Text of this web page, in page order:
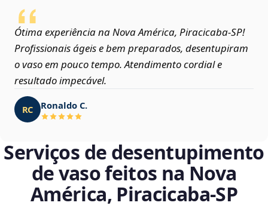
Ótima experiência na Nova América, Piracicaba‑SP!
Profissionais ágeis e bem preparados, desentupiram
o vaso em pouco tempo. Atendimento cordial e
resultado impecável.
RC Ronaldo C.
Serviços de desentupimento
de vaso feitos na Nova
América, Piracicaba‑SP